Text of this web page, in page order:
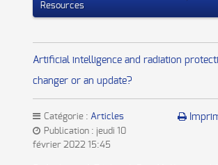
Resources
Artificial intelligence and radiation
changer or an update?
Catégorie : Articles
Publication : jeudi 10
février 2022 15:45